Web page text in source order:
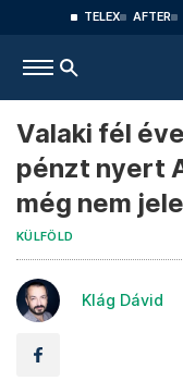
TELEX AFTER
Valaki fél
pénzt nyert
még nem
KÜLFÖLD
Klág Dávid